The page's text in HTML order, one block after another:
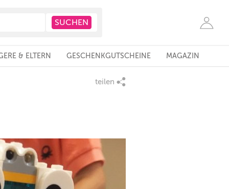
& ELTERN GESCHENKGUTSCHEINE MAGAZIN
teilen